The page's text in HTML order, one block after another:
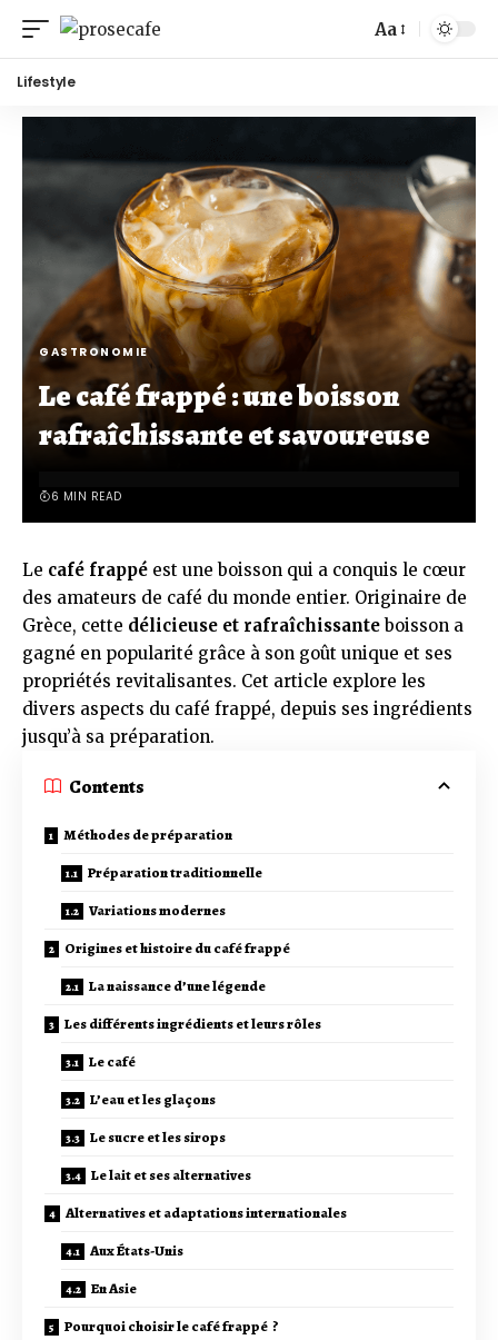
Aa
Lifestyle
GASTRONOMIE
Le café frappé : une boisson
rafraîchissante et savoureuse
6 MIN READ
Le café frappé est une boisson qui a conquis le cœur
des amateurs de café du monde entier. Originaire de
Grèce, cette délicieuse et rafraîchissanteboisson a
gagné en popularité grâce à son goût unique et ses
propriétés revitalisantes. Cet article explore les
divers aspects du café frappé, depuis ses ingrédients
jusqu’à sa préparation.
Contents
Méthodes de préparation
Préparation traditionnelle
Variations modernes
Origines et histoire du café frappé
La naissance d’une légende
Les différents ingrédients et leurs rôles
Le café
L’eau et les glaçons
Le sucre et les sirops
Le lait et ses alternatives
Alternatives et adaptations internationales
Aux États-Unis
En Asie
Pourquoi choisir le café frappé ?